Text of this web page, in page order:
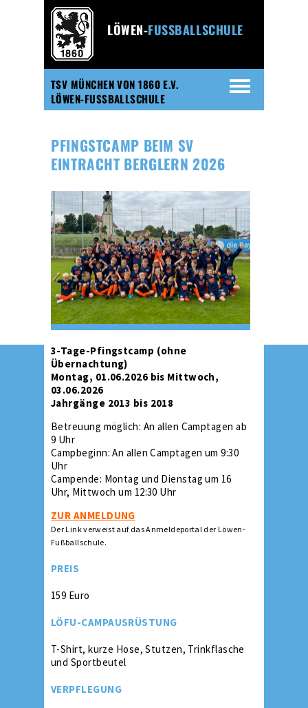
TSV MÜNCHEN VON 1860 E.V.
LÖWEN-FUSSBALLSCHULE
LÖWEN-FUSSBALLSCHULE
PFINGSTCAMP BEIM SV
EINTRACHT BERGLERN 2026
3-Tage-Pfingstcamp (ohne
Übernachtung)
Montag, 01.06.2026 bis Mittwoch,
03.06.2026
Jahrgänge 2013 bis 2018
Betreuung möglich: An allen Camptagen ab
9 Uhr
Campbeginn: An allen Camptagen um 9:30
Uhr
Campende: Montag und Dienstag um 16
Uhr, Mittwoch um 12:30 Uhr
ZUR ANMELDUNG
Der Link verweist auf das Anmeldeportal der Löwen-
Fußballschule.
PREIS
159 Euro
LÖFU-CAMPAUSRÜSTUNG
T-Shirt, kurze Hose, Stutzen, Trinkflasche
und Sportbeutel
VERPFLEGUNG